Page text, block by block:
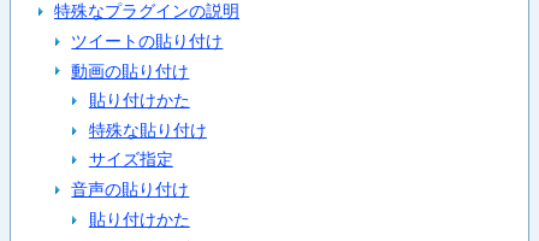
特殊なプラグインの説明
ツイートの貼り付け
動画の貼り付け
貼り付けかた
特殊な貼り付け
サイズ指定
音声の貼り付け
貼り付けかた